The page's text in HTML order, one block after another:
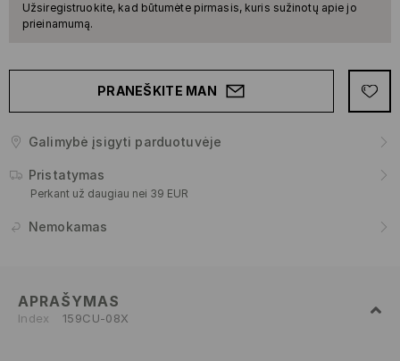
Užsiregistruokite, kad būtumėte pirmasis, kuris sužinotų apie jo
prieinamumą.
PRANEŠKITE MAN
Galimybė įsigyti parduotuvėje
Pristatymas
Perkant už daugiau nei 39 EUR
Nemokamas
APRAŠYMAS
Index 159CU-08X